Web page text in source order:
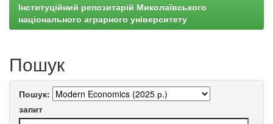
Інституційний репозитарій Миколаївського
національного аграрного університету
Пошук
Пошук:
запит